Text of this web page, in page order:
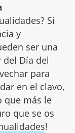
Si
y
ser una
Día del
para
en el clavo,
que más le
que se os
!